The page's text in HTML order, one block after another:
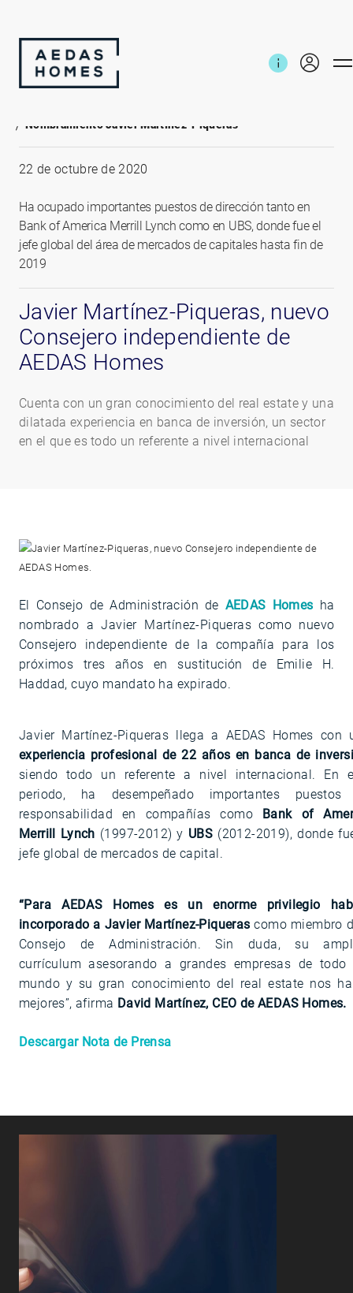
22 de octubre de 2020
Ha ocupado importantes puestos de dirección tanto en
Bank of America Merrill Lynch como en UBS, donde fue el
jefe global del área de mercados de capitales hasta fin de
2019
Javier Martínez-Piqueras, nuevo
Consejero independiente de
AEDAS Homes
Cuenta con un gran conocimiento del real estate y una
dilatada experiencia en banca de inversión, un sector
en el que es todo un referente a nivel internacional
Nombramiento Javier Martínez-Piqueras
El Consejo de Administración de AEDAS Homes ha
nombrado a Javier Martínez-Piqueras como nuevo
Consejero independiente de la compañía para los
próximos tres años en sustitución de Emilie H.
Haddad, cuyo mandato ha expirado.
Javier Martínez-Piqueras llega a AEDAS Homes con
experiencia profesional de 22 años en banca de
siendo todo un referente a nivel internacional. En
periodo, ha desempeñado importantes puestos
responsabilidad en compañías como Bank of
Merrill Lynch (1997-2012) y UBS (2012-2019), donde
jefe global de mercados de capital.
“Para AEDAS Homes es un enorme privilegio
incorporado a Javier Martínez-Piquerascomo miembro
Consejo de Administración. Sin duda, su
currículum asesorando a grandes empresas de todo
mundo y su gran conocimiento del real estate nos
mejores”, afirma David Martínez, CEO de AEDAS Homes.
Descargar Nota de Prensa